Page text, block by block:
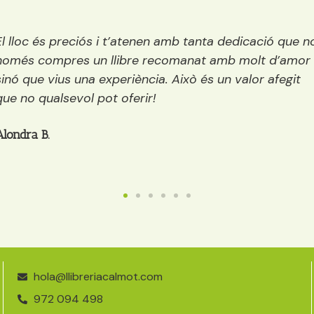
Una llibreria preciosa situada vora el riu. És petita,
encisadora i conté els millors llibres del mercat per
tots els públics: infantil, juvenil i adults. A més a més,
mentre decideixes quin llibre agafar et pots prendre
hola@llibreriacalmot.com
972 094 498